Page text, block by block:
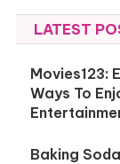
LATEST
Movies123:
Ways To
Baking